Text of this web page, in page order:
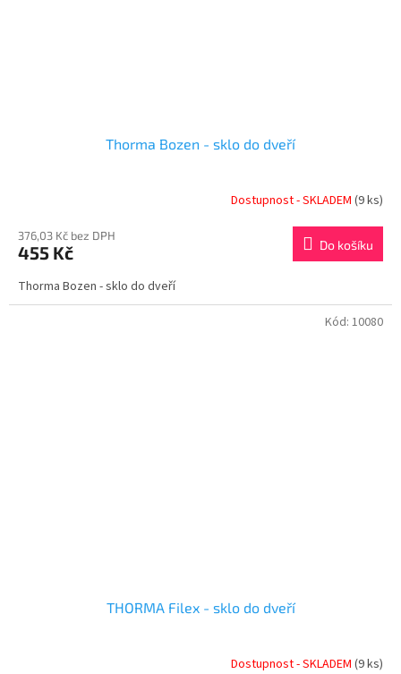
Thorma Bozen - sklo do dveří
Dostupnost - SKLADEM (9 ks)
376,03 Kč bez DPH
455 Kč Do košíku
Thorma Bozen - sklo do dveří
THORMA Filex - sklo do dveří
Dostupnost - SKLADEM (9 ks)
Kód: 10080